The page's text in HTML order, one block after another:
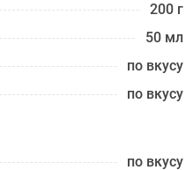
200 г
50 мл
по вкусу
по вкусу
по вкусу